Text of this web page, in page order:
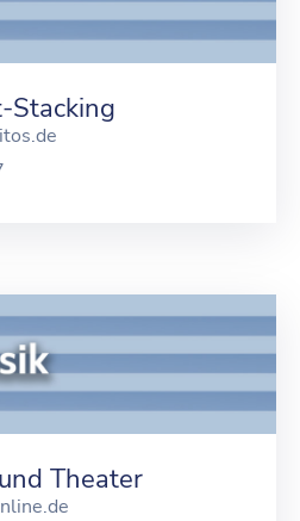
Stacking
Theater